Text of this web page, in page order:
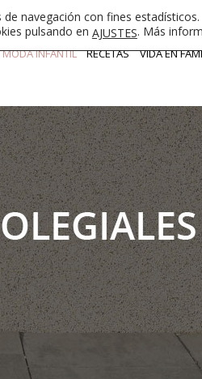
MODA INFANTIL RECETAS VIDA EN
navegación con fines estadísticos.
pulsando en AJUSTES. Más